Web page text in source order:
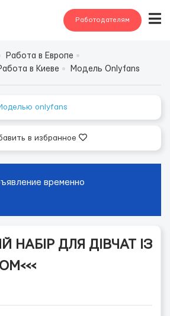
Работодателям
Работа в Европе
в Киеве Модель Onlyfans
onlyfans
в избранное
временно
НАБІР ДЛЯ ДІВЧАТ ІЗ